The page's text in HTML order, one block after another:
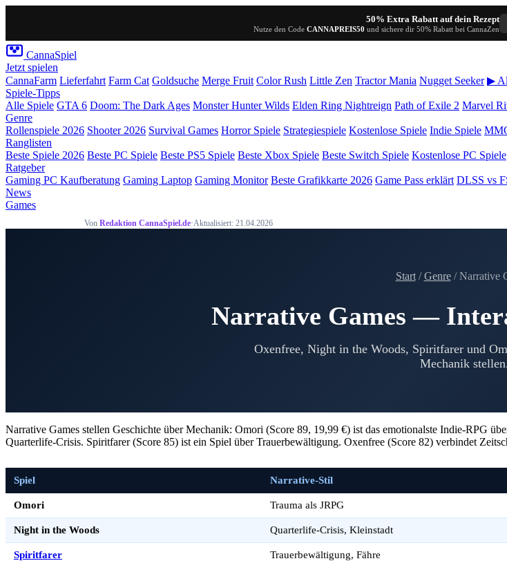
50% Extra Rabatt auf dein Rezept
Nutze den Code CANNAPREIS50 und sichere dir 50% Rabatt bei CannaZen
CannaSpiel
Jetzt spielen
CannaFarm Lieferfahrt Farm Cat Goldsuche Merge Fruit Color Rush Little Zen Tractor Mania Nugget Seeker ▶
Spiele-Tipps
Alle Spiele GTA 6 Doom: The Dark Ages Monster Hunter Wilds Elden Ring Nightreign Path of Exile 2 Marvel
Genre
Rollenspiele 2026 Shooter 2026 Survival Games Horror Spiele Strategiespiele Kostenlose Spiele Indie Spiele
Ranglisten
Beste Spiele 2026 Beste PC Spiele Beste PS5 Spiele Beste Xbox Spiele Beste Switch Spiele Kostenlose PC Spiele
Ratgeber
Gaming PC Kaufberatung Gaming Laptop Gaming Monitor Beste Grafikkarte 2026 Game Pass erklärt DLSS vs
News
Games
Von Redaktion CannaSpiel.de·Aktualisiert: 21.04.2026
Start/Genre/ Narrative
Narrative Games —
Oxenfree, Night in the Woods, Spiritfarer und
Mechanik
Narrative Games stellen Geschichte über Mechanik: Omori (Score 89, 19,99 €) ist das emotionalste Indie-RPG
Quarterlife-Crisis. Spiritfarer (Score 85) ist ein Spiel über Trauerbewältigung. Oxenfree (Score 82) verbindet
Spiel Narrative-Stil
Omori Trauma als JRPG
Night in the Woods Quarterlife-Crisis, Kleinstadt
Spiritfarer Trauerbewältigung, Fähre